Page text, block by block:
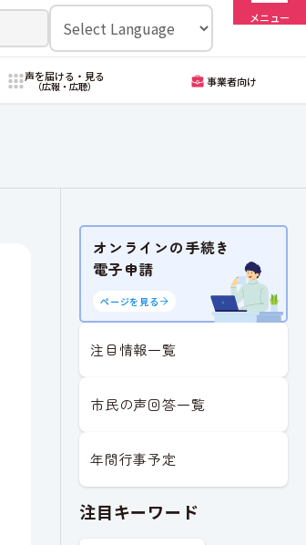
メニュー
声を届ける・見る
（広報・広聴） 事業者向け
オンラインの手続き
電子申請
ページを見る
注目情報一覧
市民の声回答一覧
年間行事予定
注目キーワード